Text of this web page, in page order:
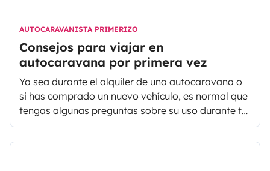
AUTOCARAVANISTA PRIMERIZO
Consejos para viajar en
autocaravana por primera vez
Ya sea durante el alquiler de una autocaravana o
si has comprado un nuevo vehículo, es normal que
tengas algunas preguntas sobre su uso durante tu
primer viaje con la casa a cuestas. Si nunca antes
has conducido un vehículo de este tipo, es normal